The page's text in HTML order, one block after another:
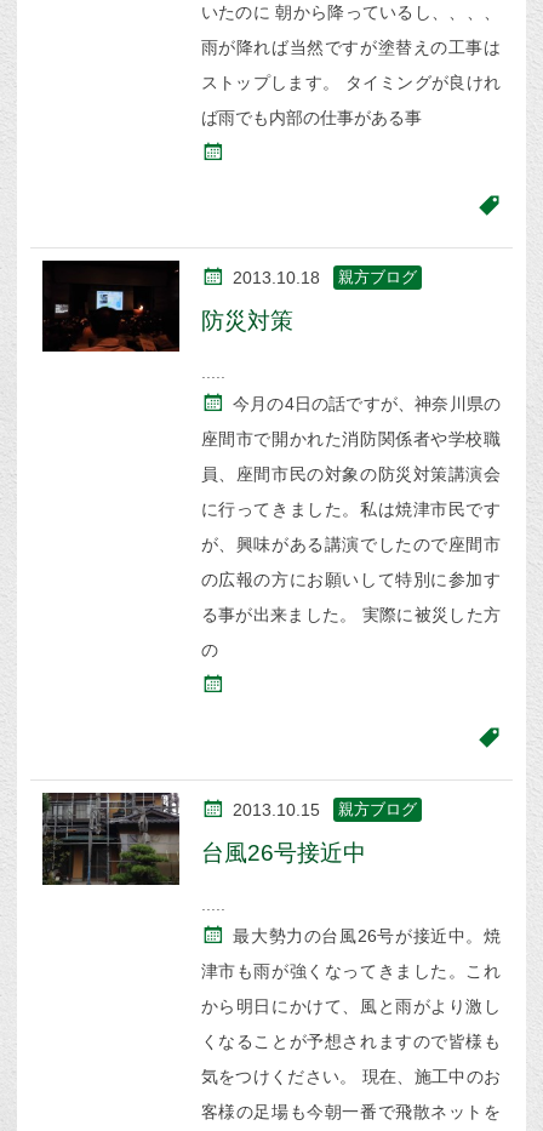
いたのに 朝から降っているし、、、、
雨が降れば当然ですが塗替えの工事は
ストップします。 タイミングが良けれ
ば雨でも内部の仕事がある事
2013.10.18 親方ブログ
防災対策
今月の4日の話ですが、神奈川県の
座間市で開かれた消防関係者や学校職
員、座間市民の対象の防災対策講演会
に行ってきました。私は焼津市民です
が、興味がある講演でしたので座間市
の広報の方にお願いして特別に参加す
る事が出来ました。 実際に被災した方
の
2013.10.15 親方ブログ
台風26号接近中
最大勢力の台風26号が接近中。焼
津市も雨が強くなってきました。これ
から明日にかけて、風と雨がより激し
くなることが予想されますので皆様も
気をつけください。 現在、施工中のお
客様の足場も今朝一番で飛散ネットを